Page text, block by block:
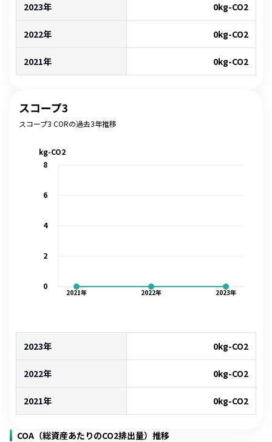
2023年 0kg-CO2
2022年 0kg-CO2
2021年 0kg-CO2
スコープ3
スコープ3 CORの過去3年推移
2021年 2022年 2023年
0
2
4
6
8
kg-CO2
2023年 0kg-CO2
2022年 0kg-CO2
2021年 0kg-CO2
COA（総資産あたりのCO2排出量）推移